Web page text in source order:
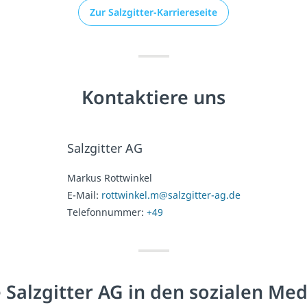
Zur Salzgitter-Karriereseite
Kontaktiere uns
Salzgitter AG
Markus Rottwinkel
E-Mail: rottwinkel.m@salzgitter-ag.de
Telefonnummer: +49
Salzgitter AG in den sozialen